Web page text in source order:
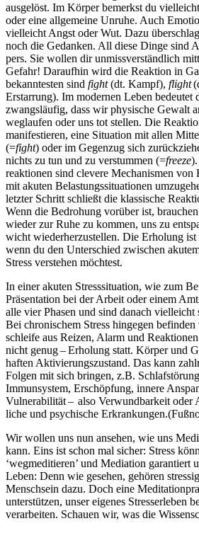
aus­ge­löst. Im Körper bemerkst du
oder eine all­ge­meine Unruhe. Auch
viel­leicht Angst oder Wut. Dazu
noch die Gedan­ken. All diese Dinge sind
pers. Sie wollen dir unmiss­ver­ständ­lich
Gefahr! Dar­auf­hin wird die Reak­tion in
bekanntesten sind fight(dt. Kampf), flight
Erstarrung). Im modernen Leben bedeutet
zwangsläufig, dass wir physische Gewalt
weglaufen oder uns tot stellen. Die
manifestieren, eine Situation mit allen
(=fight) oder im Gegenzug sich
nichts zu tun und zu verstummen (=freeze
re­ak­tio­nen sind cle­vere Mecha­nis­men von
mit akuten Belas­tungs­si­tua­tio­nen
letzter Schritt schließt die klassische
Wenn die Bedro­hung vor­über ist,
wieder zur Ruhe zu kommen, uns zu
wicht wie­der­her­zu­stel­len. Die Erholung
wenn du den Unter­schied zwi­schen
Stress ver­ste­hen möch­test.
In einer akuten Stress­si­tua­tion, wie zum
Prä­sen­ta­tion bei der Arbeit oder einem
alle vier Phasen und sind danach
Bei chro­ni­schem Stress hingegen
schleife aus Reizen, Alarm und
nicht genug – Erho­lung statt. Körper und
haf­ten Akti­vie­rungs­zu­stand. Das kann
Folgen mit sich brin­gen, z.B.
Immun­sys­tem, Erschöp­fung, innere
Vul­nera­bi­li­tät – also Ver­wund­bar­keit
li­che und psy­chi­sche
Wir wollen uns nun ansehen, wie uns
kann. Eins ist schon mal sicher: Stress
‘wegmeditieren’ und Mediation garantiert
Leben: Denn wie gesehen, gehören
Menschsein dazu. Doch eine
unterstützen, unser eigenes Stresserleben
verarbeiten. Schauen wir, was die